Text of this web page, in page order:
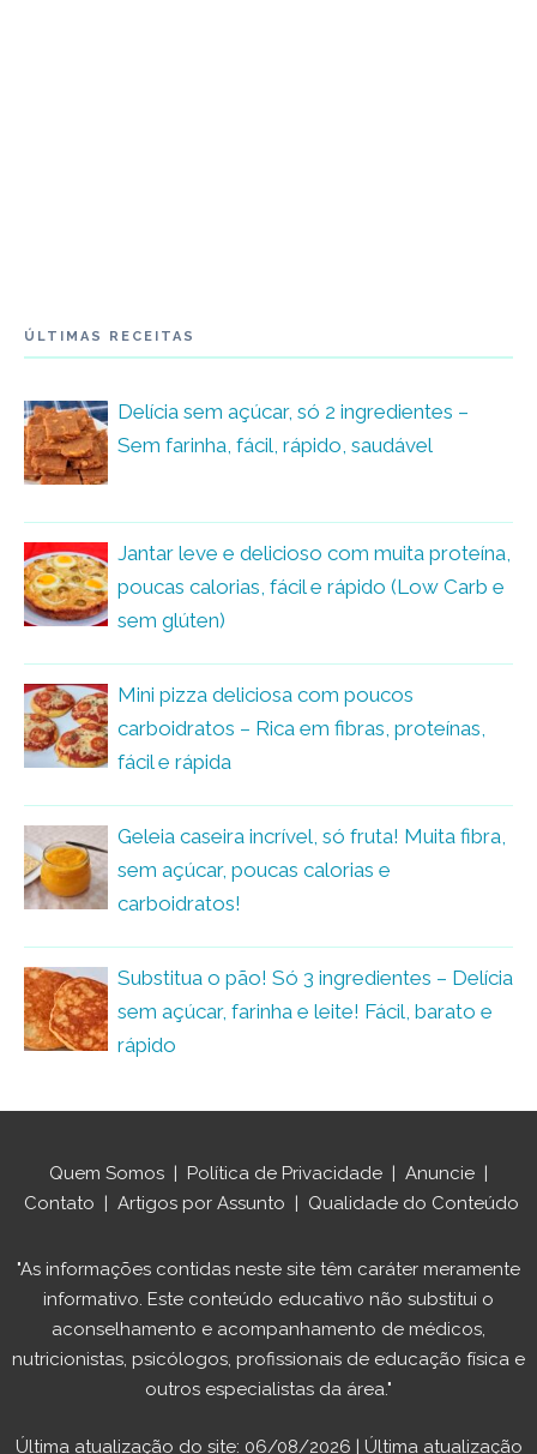
ÚLTIMAS RECEITAS
Delícia sem açúcar, só 2 ingredientes –
Sem farinha, fácil, rápido, saudável
Jantar leve e delicioso com muita proteína,
poucas calorias, fácil e rápido (Low Carb e
sem glúten)
Mini pizza deliciosa com poucos
carboidratos – Rica em fibras, proteínas,
fácil e rápida
Geleia caseira incrível, só fruta! Muita fibra,
sem açúcar, poucas calorias e
carboidratos!
Substitua o pão! Só 3 ingredientes – Delícia
sem açúcar, farinha e leite! Fácil, barato e
rápido
Quem Somos | Política de Privacidade | Anuncie |
Contato | Artigos por Assunto | Qualidade do Conteúdo
"As informações contidas neste site têm caráter meramente
informativo. Este conteúdo educativo não substitui o
aconselhamento e acompanhamento de médicos,
nutricionistas, psicólogos, profissionais de educação física e
outros especialistas da área."
Última atualização do site: 06/08/2026 | Última atualização